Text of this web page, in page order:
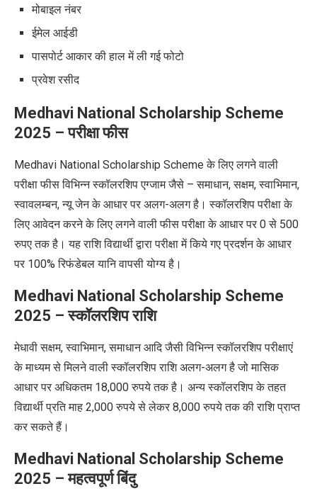
मोबाइल नंबर
ईमेल आईडी
पासपोर्ट आकार की हाल में ली गई फोटो
प्रवेश रसीद
Medhavi National Scholarship Scheme
2025 – परीक्षा फीस
Medhavi National Scholarship Scheme के लिए लगने वाली
परीक्षा फीस विभिन्न स्कॉलरशिप एग्जाम जैसे – समाधान, सक्षम, स्वाभिमान,
स्वावलम्बन, न्यू जेन के आधार पर अलग-अलग है। स्कॉलरशिप परीक्षा के
लिए आवेदन करने के लिए लगने वाली फीस परीक्षा के आधार पर 0 से 500
रुपए तक है। यह राशि विद्यार्थी द्वारा परीक्षा में किये गए प्रदर्शन के आधार
पर 100% रिफंडेबल यानि वापसी योग्य है।
Medhavi National Scholarship Scheme
2025 – स्कॉलरशिप राशि
मेधावी सक्षम, स्वाभिमान, समाधान आदि जैसी विभिन्न स्कॉलरशिप परीक्षाएं
के माध्यम से मिलने वाली स्कॉलरशिप राशि अलग-अलग है जो मासिक
आधार पर अधिकतम 18,000 रुपये तक है। अन्य स्कॉलरशिप के तहत
विद्यार्थी प्रति माह 2,000 रुपये से लेकर 8,000 रुपये तक की राशि प्राप्त
कर सकते हैं।
Medhavi National Scholarship Scheme
2025 – महत्वपूर्ण बिंदु